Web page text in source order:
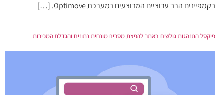
בקמפיינים הרב ערוציים המבוצעים במערכת Optimove. […]
פיקסל התנהגות גולשים באתר להפצת מסרים מונחית נתונים והגדלת המכירות